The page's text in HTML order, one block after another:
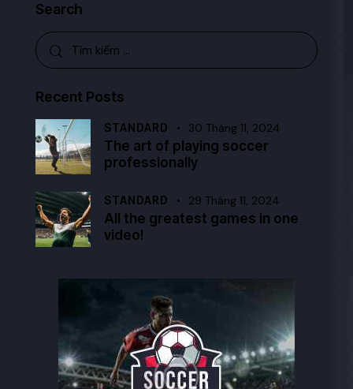
Search
Recent Posts
STANDARD 30 Tháng 11, 2024
The art of playing soccer
professionally
STANDARD 29 Tháng 11, 2024
All the greatest games in one
video!